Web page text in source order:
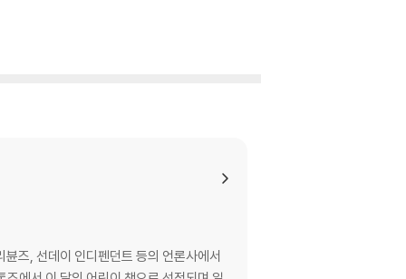
즈, 선데이 인디펜던트 등의 언론사에서